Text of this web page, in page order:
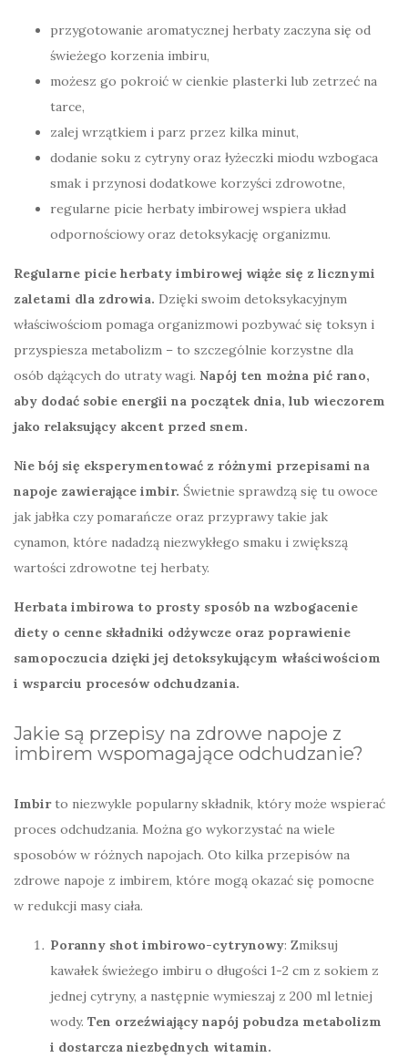
przygotowanie aromatycznej herbaty zaczyna się od
świeżego korzenia imbiru,
możesz go pokroić w cienkie plasterki lub zetrzeć na
tarce,
zalej wrzątkiem i parz przez kilka minut,
dodanie soku z cytryny oraz łyżeczki miodu wzbogaca
smak i przynosi dodatkowe korzyści zdrowotne,
regularne picie herbaty imbirowej wspiera układ
odpornościowy oraz detoksykację organizmu.
Regularne picie herbaty imbirowej wiąże się z licznymi
zaletami dla zdrowia. Dzięki swoim detoksykacyjnym
właściwościom pomaga organizmowi pozbywać się toksyn i
przyspiesza metabolizm – to szczególnie korzystne dla
osób dążących do utraty wagi. Napój ten można pić rano,
aby dodać sobie energii na początek dnia, lub wieczorem
jako relaksujący akcent przed snem.
Nie bój się eksperymentować z różnymi przepisami na
napoje zawierające imbir. Świetnie sprawdzą się tu owoce
jak jabłka czy pomarańcze oraz przyprawy takie jak
cynamon, które nadadzą niezwykłego smaku i zwiększą
wartości zdrowotne tej herbaty.
Herbata imbirowa to prosty sposób na wzbogacenie
diety o cenne składniki odżywcze oraz poprawienie
samopoczucia dzięki jej detoksykującym właściwościom
i wsparciu procesów odchudzania.
Jakie są przepisy na zdrowe napoje z
imbirem wspomagające odchudzanie?
Imbirto niezwykle popularny składnik, który może wspierać
proces odchudzania. Można go wykorzystać na wiele
sposobów w różnych napojach. Oto kilka przepisów na
zdrowe napoje z imbirem, które mogą okazać się pomocne
w redukcji masy ciała.
Poranny shot imbirowo-cytrynowy: Zmiksuj
kawałek świeżego imbiru o długości 1-2 cm z sokiem z
jednej cytryny, a następnie wymieszaj z 200 ml letniej
wody. Ten orzeźwiający napój pobudza metabolizm
i dostarcza niezbędnych witamin.